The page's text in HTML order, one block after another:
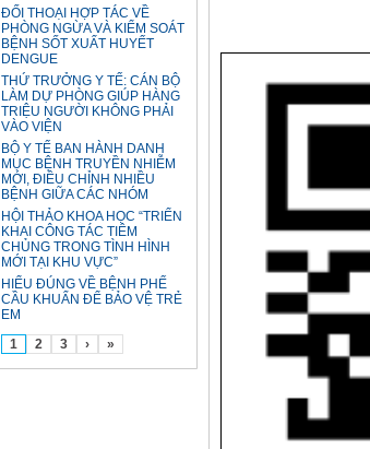
ĐỐI THOẠI HỢP TÁC VỀ
PHÒNG NGỪA VÀ KIỂM SOÁT
BỆNH SỐT XUẤT HUYẾT
DENGUE
THỨ TRƯỞNG Y TẾ: CÁN BỘ
LÀM DỰ PHÒNG GIÚP HÀNG
TRIỆU NGƯỜI KHÔNG PHẢI
VÀO VIỆN
BỘ Y TẾ BAN HÀNH DANH
MỤC BỆNH TRUYỀN NHIỄM
MỚI, ĐIỀU CHỈNH NHIỀU
BỆNH GIỮA CÁC NHÓM
HỘI THẢO KHOA HỌC “TRIỂN
KHAI CÔNG TÁC TIÊM
CHỦNG TRONG TÌNH HÌNH
MỚI TẠI KHU VỰC”
HIỂU ĐÚNG VỀ BỆNH PHẾ
CẦU KHUẨN ĐỂ BẢO VỆ TRẺ
EM
1
2 3 › »